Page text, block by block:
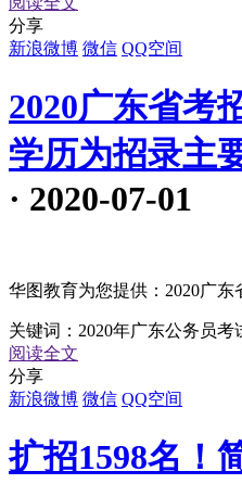
分享
新浪微博 微信 QQ空间
2020广东省考
学历为招录主
· 2020-07-01
华图教育为您提供：2020广东
关键词： 2020年广东公务员考
阅读全文
分享
新浪微博 微信 QQ空间
扩招1598名！